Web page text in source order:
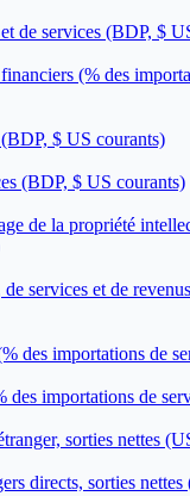
de services (BDP, $
(% des
$ US courants)
(BDP, $ US courants)
de la propriété
services et de
des importations de
des importations de
sorties nettes
directs, sorties